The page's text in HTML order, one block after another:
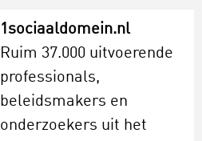
1sociaaldomein.nl
Ruim 37.000 uitvoerende
professionals,
beleidsmakers en
onderzoekers uit het